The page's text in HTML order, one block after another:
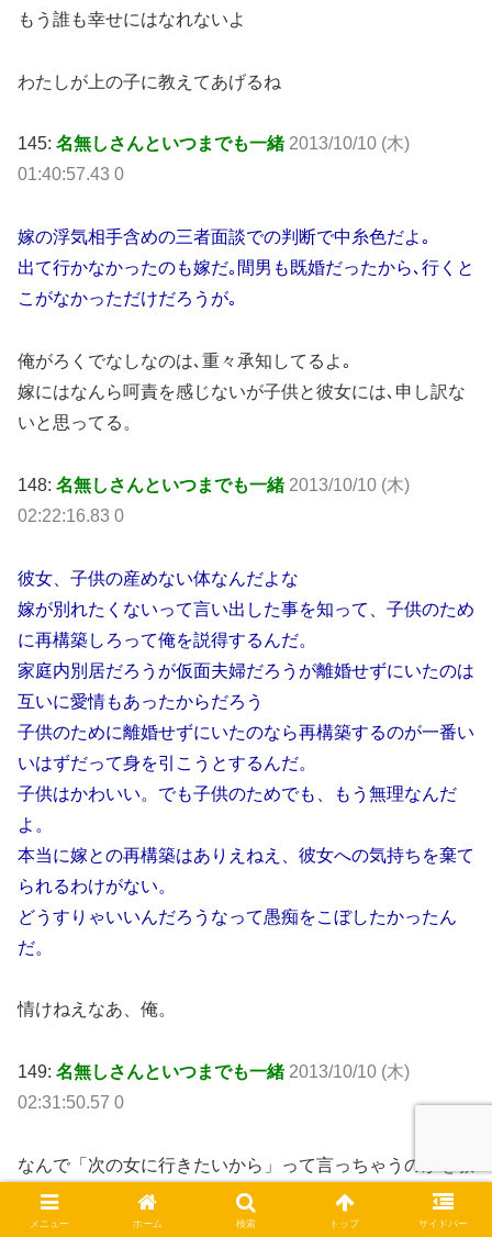
もう誰も幸せにはなれないよ
わたしが上の子に教えてあげるね
145: 名無しさんといつまでも一緒2013/10/10 (木)
01:40:57.43 0
嫁の浮気相手含めの三者面談での判断で中糸色だよ｡
出て行かなかったのも嫁だ｡間男も既婚だったから､行くと
こがなかっただけだろうが｡
俺がろくでなしなのは､重々承知してるよ｡
嫁にはなんら呵責を感じないが子供と彼女には､申し訳な
いと思ってる。
148: 名無しさんといつまでも一緒 2013/10/10 (木)
02:22:16.83 0
彼女、子供の産めない体なんだよな
嫁が別れたくないって言い出した事を知って、子供のため
に再構築しろって俺を説得するんだ。
家庭内別居だろうが仮面夫婦だろうが離婚せずにいたのは
互いに愛情もあったからだろう
子供のために離婚せずにいたのなら再構築するのが一番い
いはずだって身を引こうとするんだ。
子供はかわいい。でも子供のためでも、もう無理なんだ
よ。
本当に嫁との再構築はありえねえ、彼女への気持ちを棄て
られるわけがない。
どうすりゃいいんだろうなって愚痴をこぼしたかったん
だ。
情けねえなあ、俺。
149: 名無しさんといつまでも一緒 2013/10/10 (木)
02:31:50.57 0
なんで「次の女に行きたいから」って言っちゃうのかを教
えて欲しい。
汚嫁をリリースすることと再婚することを完全にリンクさ
メニュー ホーム 検索 トップ サイドバー